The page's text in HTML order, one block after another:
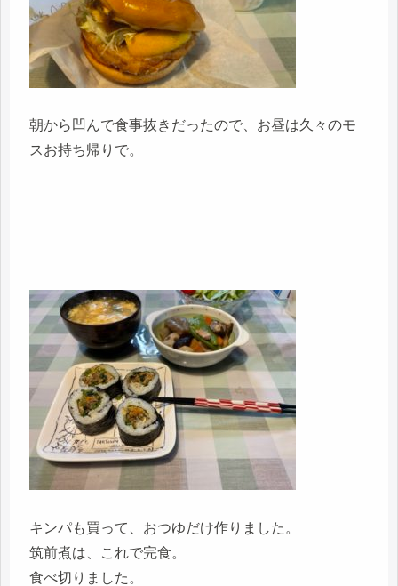
朝から凹んで食事抜きだったので、お昼は久々のモ
スお持ち帰りで。
キンパも買って、おつゆだけ作りました。
筑前煮は、これで完食。
食べ切りました。